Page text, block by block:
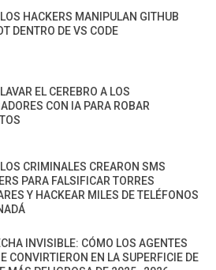
HACKERS MANIPULAN GITHUB
DENTRO DE VS CODE
EL CEREBRO A LOS
CON IA PARA ROBAR
CRIMINALES CREARON SMS
PARA FALSIFICAR TORRES
Y HACKEAR MILES DE TELÉFONOS
INVISIBLE: CÓMO LOS AGENTES
CONVIRTIERON EN LA SUPERFICIE DE